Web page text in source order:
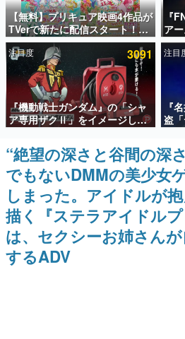
アプリセール情報
インタビュー
連載・特集一覧
殿堂入り記事
SNS拡散数が数千以上！
ど。多くの人々に読まれた
事をまとめました。
ゲームの企画書
名作ゲームクリエイターの
聞きし、ヒットする企画（
赫本
この物語を解いてはいけな
の形をした短編ホラー小説
【無料】プリキュア映画4作品が
TVerで新たに配信スタート！な
んと2018年～2024年の映画ほぼ
すべてが見放題に、ぶっちゃけ
ありえないラインナップ
『
ア
リ
事
没
注目度 3091
『機動戦士ガンダム』の「シャ
ア専用ザクⅡ」をイメージした
散水ホースリールが予約開始。
本体にはシャアのパーソナルマ
ークやジオン公国軍のエンブレ
ム、型式番号などを配置
注目
『
盗
キ
明
界
シ
“絶望の深さと谷間の深
でもないDMMの美少女
しまった。アイドルが
描く『ステラアイドルプ
は、セクシーお姉さん
するADV